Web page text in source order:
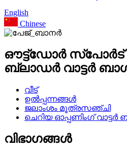
English
Chinese
ഔട്ട്ഡോർ
ബ്ലാഡർ വാട്ടർ
വീട്
ഉൽപ്പന്നങ്ങൾ
ജലാംശം മൂത്രസഞ്ചി
ചെറിയ ഓപ്പണിംഗ്
വിഭാഗങ്ങൾ